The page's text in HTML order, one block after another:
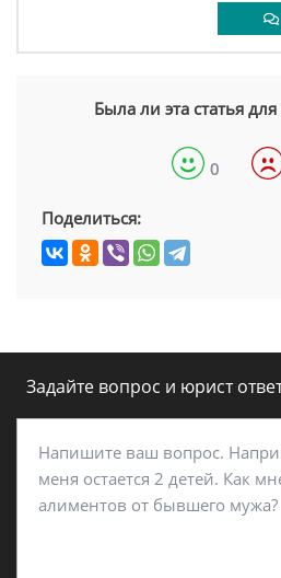
Была ли эта статья
0
Поделиться:
Задайте вопрос и юрист